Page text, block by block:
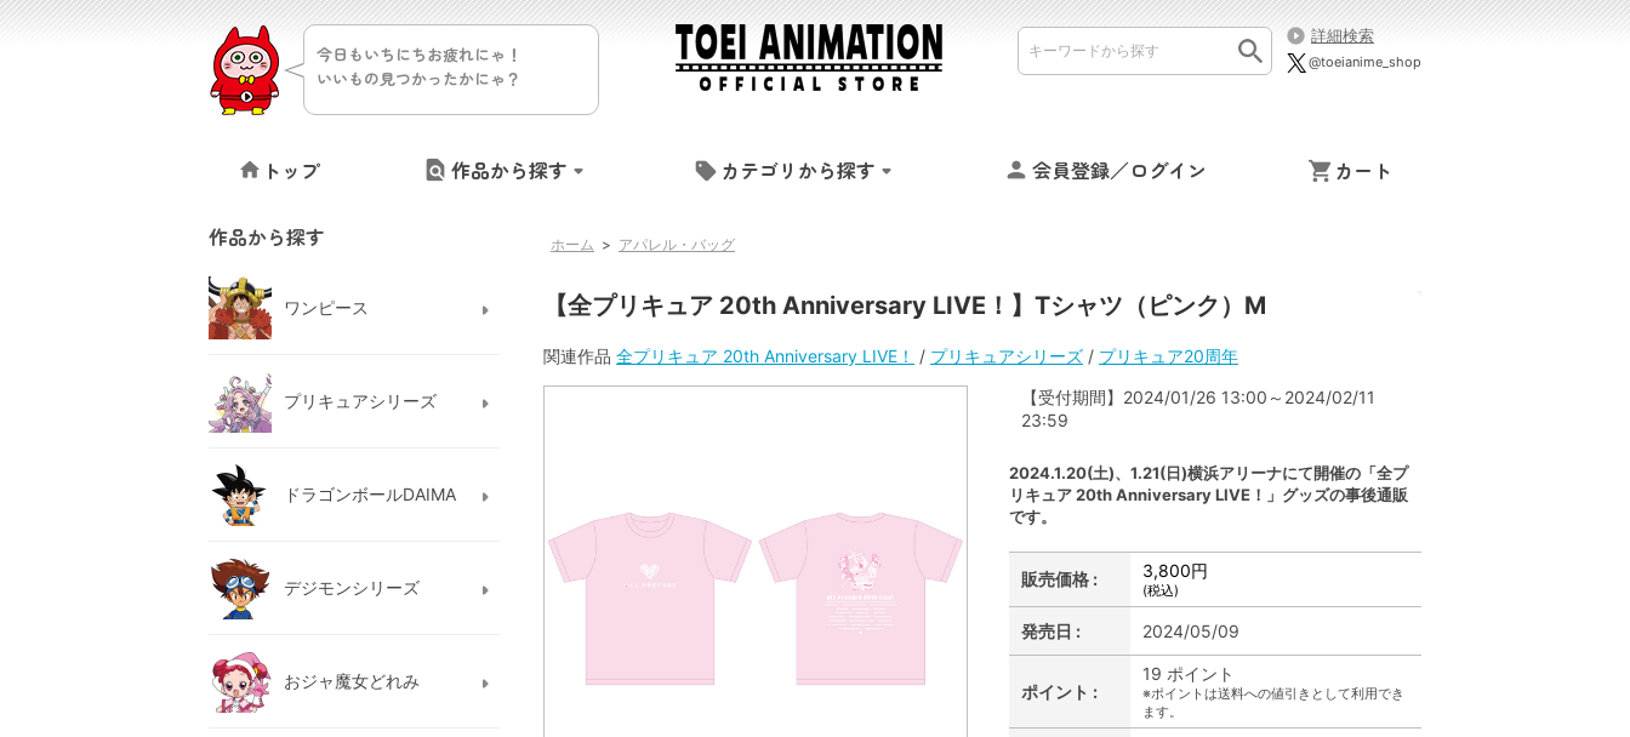
今日もいちにちお疲れにゃ！
いいもの見つかったかにゃ？
詳細検索
@toeianime_shop
トップ 作品から探す カテゴリから探す 会員登録／ログイン カート
ホーム > アパレル・バッグ
【全プリキュア 20th Anniversary LIVE！】Tシャツ（ピンク）M
関連作品 全プリキュア 20th Anniversary LIVE！ / プリキュアシリーズ / プリキュア20周年
【受付期間】2024/01/26 13:00～2024/02/11
23:59
2024.1.20(土)、1.21(日)横浜アリーナにて開催の「全プ
リキュア 20th Anniversary LIVE！」グッズの事後通販
です。
販売価格 : 3,800円
(税込)
発売日 : 2024/05/09
ポイント :
19 ポイント
※ポイントは送料への値引きとして利用でき
ます。
作品から探す
ワンピース
プリキュアシリーズ
ドラゴンボールDAIMA
デジモンシリーズ
おジャ魔女どれみ